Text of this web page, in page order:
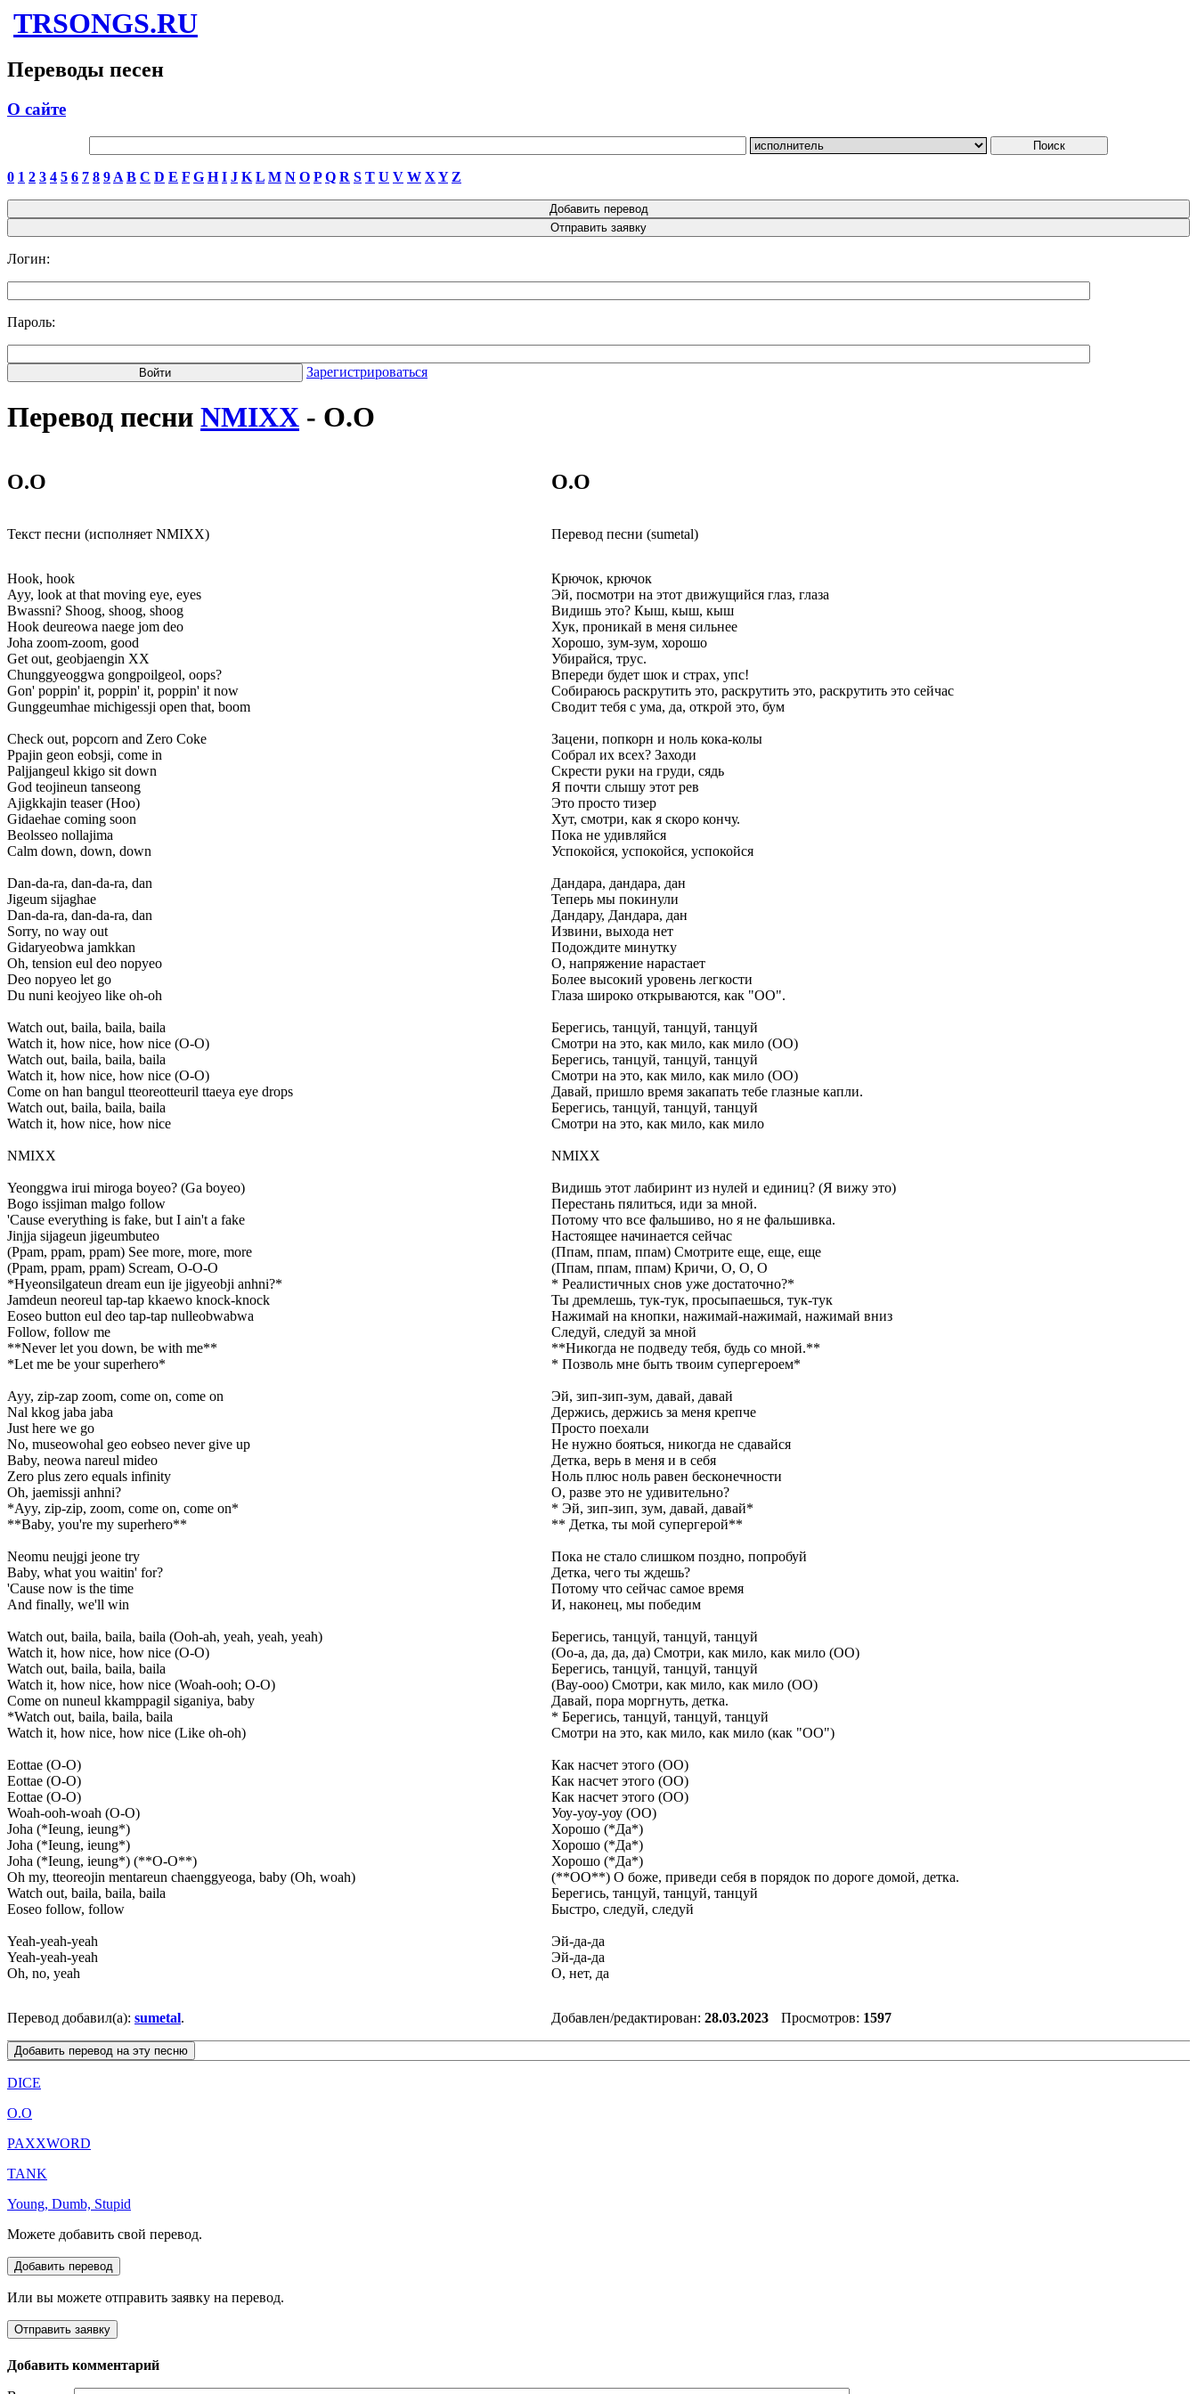
TRSONGS.RU
Переводы песен
О сайте
0 1 2 3 4 5 6 7 8 9 A B C D E F G H I J K L M N O P Q R S T U V W X Y Z
Логин:
Пароль:
Зарегистрироваться
Перевод песни NMIXX - O.O
O.O O.O
Текст песни (исполняет NMIXX) Перевод песни (sumetal)
Hook, hook
Ayy, look at that moving eye, eyes
Bwassni? Shoog, shoog, shoog
Hook deureowa naege jom deo
Joha zoom-zoom, good
Get out, geobjaengin XX
Chunggyeoggwa gongpoilgeol, oops?
Gon' poppin' it, poppin' it, poppin' it now
Gunggeumhae michigessji open that, boom
Check out, popcorn and Zero Coke
Ppajin geon eobsji, come in
Paljjangeul kkigo sit down
God teojineun tanseong
Ajigkkajin teaser (Hoo)
Gidaehae coming soon
Beolsseo nollajima
Calm down, down, down
Dan-da-ra, dan-da-ra, dan
Jigeum sijaghae
Dan-da-ra, dan-da-ra, dan
Sorry, no way out
Gidaryeobwa jamkkan
Oh, tension eul deo nopyeo
Deo nopyeo let go
Du nuni keojyeo like oh-oh
Watch out, baila, baila, baila
Watch it, how nice, how nice (O-O)
Watch out, baila, baila, baila
Watch it, how nice, how nice (O-O)
Come on han bangul tteoreotteuril ttaeya eye drops
Watch out, baila, baila, baila
Watch it, how nice, how nice
NMIXX
Yeonggwa irui miroga boyeo? (Ga boyeo)
Bogo issjiman malgo follow
'Cause everything is fake, but I ain't a fake
Jinjja sijageun jigeumbuteo
(Ppam, ppam, ppam) See more, more, more
(Ppam, ppam, ppam) Scream, O-O-O
*Hyeonsilgateun dream eun ije jigyeobji anhni?*
Jamdeun neoreul tap-tap kkaewo knock-knock
Eoseo button eul deo tap-tap nulleobwabwa
Follow, follow me
**Never let you down, be with me**
*Let me be your superhero*
Ayy, zip-zap zoom, come on, come on
Nal kkog jaba jaba
Just here we go
No, museowohal geo eobseo never give up
Baby, neowa nareul mideo
Zero plus zero equals infinity
Oh, jaemissji anhni?
*Ayy, zip-zip, zoom, come on, come on*
**Baby, you're my superhero**
Neomu neujgi jeone try
Baby, what you waitin' for?
'Cause now is the time
And finally, we'll win
Watch out, baila, baila, baila (Ooh-ah, yeah, yeah, yeah)
Watch it, how nice, how nice (O-O)
Watch out, baila, baila, baila
Watch it, how nice, how nice (Woah-ooh; O-O)
Come on nuneul kkamppagil siganiya, baby
*Watch out, baila, baila, baila
Watch it, how nice, how nice (Like oh-oh)
Eottae (O-O)
Eottae (O-O)
Eottae (O-O)
Woah-ooh-woah (O-O)
Joha (*Ieung, ieung*)
Joha (*Ieung, ieung*)
Joha (*Ieung, ieung*) (**O-O**)
Oh my, tteoreojin mentareun chaenggyeoga, baby (Oh, woah)
Watch out, baila, baila, baila
Eoseo follow, follow
Yeah-yeah-yeah
Yeah-yeah-yeah
Oh, no, yeah
Крючок, крючок
Эй, посмотри на этот движущийся глаз, глаза
Видишь это? Кыш, кыш, кыш
Хук, проникай в меня сильнее
Хорошо, зум-зум, хорошо
Убирайся, трус.
Впереди будет шок и страх, упс!
Собираюсь раскрутить это, раскрутить это, раскрутить это сейчас
Сводит тебя с ума, да, открой это, бум
Зацени, попкорн и ноль кока-колы
Собрал их всех? Заходи
Скрести руки на груди, сядь
Я почти слышу этот рев
Это просто тизер
Хут, смотри, как я скоро кончу.
Пока не удивляйся
Успокойся, успокойся, успокойся
Дандара, дандара, дан
Теперь мы покинули
Дандару, Дандара, дан
Извини, выхода нет
Подождите минутку
О, напряжение нарастает
Более высокий уровень легкости
Глаза широко открываются, как "ОО".
Берегись, танцуй, танцуй, танцуй
Смотри на это, как мило, как мило (ОО)
Берегись, танцуй, танцуй, танцуй
Смотри на это, как мило, как мило (ОО)
Давай, пришло время закапать тебе глазные капли.
Берегись, танцуй, танцуй, танцуй
Смотри на это, как мило, как мило
NMIXX
Видишь этот лабиринт из нулей и единиц? (Я вижу это)
Перестань пялиться, иди за мной.
Потому что все фальшиво, но я не фальшивка.
Настоящее начинается сейчас
(Ппам, ппам, ппам) Смотрите еще, еще, еще
(Ппам, ппам, ппам) Кричи, О, О, О
* Реалистичных снов уже достаточно?*
Ты дремлешь, тук-тук, просыпаешься, тук-тук
Нажимай на кнопки, нажимай-нажимай, нажимай вниз
Следуй, следуй за мной
**Никогда не подведу тебя, будь со мной.**
* Позволь мне быть твоим супергероем*
Эй, зип-зип-зум, давай, давай
Держись, держись за меня крепче
Просто поехали
Не нужно бояться, никогда не сдавайся
Детка, верь в меня и в себя
Ноль плюс ноль равен бесконечности
О, разве это не удивительно?
* Эй, зип-зип, зум, давай, давай*
** Детка, ты мой супергерой**
Пока не стало слишком поздно, попробуй
Детка, чего ты ждешь?
Потому что сейчас самое время
И, наконец, мы победим
Берегись, танцуй, танцуй, танцуй
(Оо-а, да, да, да) Смотри, как мило, как мило (ОО)
Берегись, танцуй, танцуй, танцуй
(Вау-ооо) Смотри, как мило, как мило (ОО)
Давай, пора моргнуть, детка.
* Берегись, танцуй, танцуй, танцуй
Смотри на это, как мило, как мило (как "ОО")
Как насчет этого (ОО)
Как насчет этого (ОО)
Как насчет этого (ОО)
Уоу-уоу-уоу (ОО)
Хорошо (*Да*)
Хорошо (*Да*)
Хорошо (*Да*)
(**ОО**) О боже, приведи себя в порядок по дороге домой, детка.
Берегись, танцуй, танцуй, танцуй
Быстро, следуй, следуй
Эй-да-да
Эй-да-да
О, нет, да
Перевод добавил(а): sumetal. Добавлен/редактирован: 28.03.2023 Просмотров: 1597
DICE
O.O
PAXXWORD
TANK
Young, Dumb, Stupid
Можете добавить свой перевод.
Или вы можете отправить заявку на перевод.
Добавить комментарий